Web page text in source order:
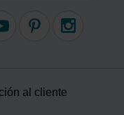
al cliente